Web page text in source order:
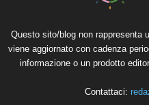
Questo sito/blog non rappresenta
viene aggiornato con cadenza
informazione o un prodotto
Contattaci: